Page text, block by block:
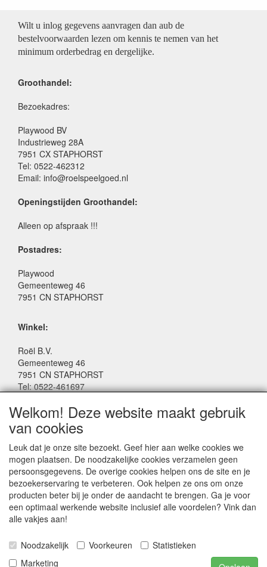
Wilt u inlog gegevens aanvragen dan aub de
bestelvoorwaarden lezen om kennis te nemen van het
minimum orderbedrag en dergelijke.
Groothandel:
Bezoekadres:
Playwood BV
Industrieweg 28A
7951 CX STAPHORST
Tel: 0522-462312
Email: info@roelspeelgoed.nl
Openingstijden Groothandel:
Alleen op afspraak !!!
Postadres:
Playwood
Gemeenteweg 46
7951 CN STAPHORST
Winkel:
Roël B.V.
Gemeenteweg 46
7951 CN STAPHORST
Tel: 0522-461697
Facebook: www.facebook.com/roelspeelgoed
Openingstijden Winkel:
Maandag t/m Vrijdag: 9:00 - 17:30
Zaterdag: 9:00 - 17:00
Donderdagavond koopavond: 19:00 - 21:00
SERVICE
Welkom! Deze website maakt gebruik
van cookies
Leuk dat je onze site bezoekt. Geef hier aan welke cookies we
mogen plaatsen. De noodzakelijke cookies verzamelen geen
persoonsgegevens. De overige cookies helpen ons de site en je
bezoekerservaring te verbeteren. Ook helpen ze ons om onze
producten beter bij je onder de aandacht te brengen. Ga je voor
een optimaal werkende website inclusief alle voordelen? Vink dan
alle vakjes aan!
Noodzakelijk Voorkeuren
Statistieken
Marketing